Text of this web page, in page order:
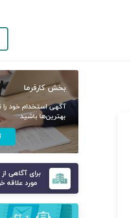
بخش کارفرما
آگهی استخدام خود را
بهترین‌ها باشید
برای آگاهی
مورد علاقه